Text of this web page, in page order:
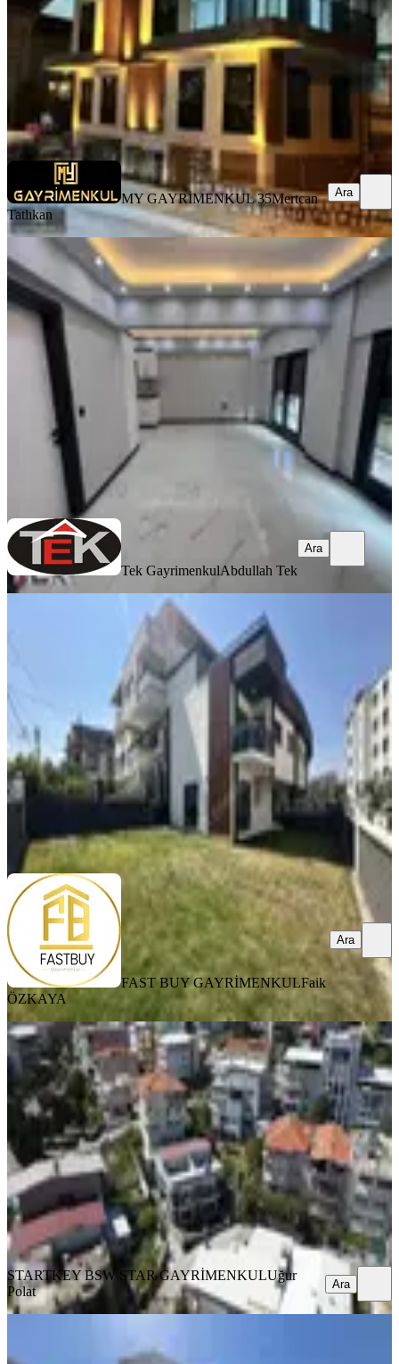
19.750.000 ₺
MY GAYRİMENKUL 35 Mertcan Tatlıkan
Ara
MY GAYRİMENKUL 35Mertcan
Tatlıkan
Ara
SIFIR BİNA
Atatürk De Full Deniz Manzaralı
168m2 Tırıpleks 4+1 Sıfır
Bornova, Atatürk Mahallesi
·168 m² ·06.07.2026
10.400.000 ₺
Tek Gayrimenkul Abdullah Tek
Tek GayrimenkulAbdullah Tek
Ara
Bornova Atatürk Mah Satılık 4+1
Sıfır Trıpleks Villa
Bornova, Atatürk Mahallesi
4+1 ·200 m² 05.07.2026
17.000.000 ₺
FAST BUY GAYRİMENKUL Faik ÖZKAYA
Ara
FAST BUY GAYRİMENKULFaik
ÖZKAYA
Ara
SIFIR BİNA
Atatürk Mah. Satılık Sıfır 3+1 Lüks
Villa
Bornova, Kızılay Mahallesi
3+1·180 m²· 03.07.2026
13.450.000 ₺
STARTKEY BSW STAR GAYRİMENKUL Uğur Polat
Ara
STARTKEY BSW STAR GAYRİMENKULUğur
Polat
Ara